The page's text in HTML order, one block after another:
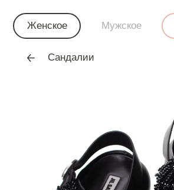
Женское Мужское
Сандалии